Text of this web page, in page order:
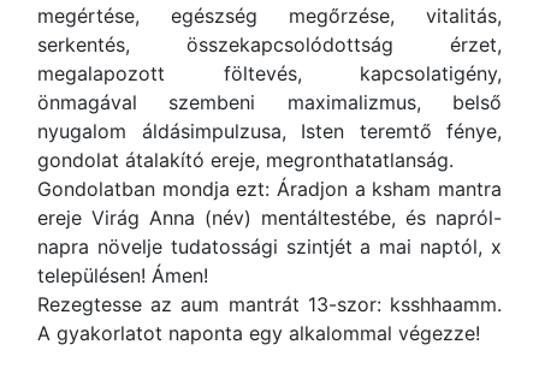
megértése, egészség megőrzése, vitalitás,
serkentés, összekapcsolódottság érzet,
megalapozott föltevés, kapcsolatigény,
önmagával szembeni maximalizmus, belső
nyugalom áldásimpulzusa, Isten teremtő fénye,
gondolat átalakító ereje, megronthatatlanság.
Gondolatban mondja ezt: Áradjon a ksham mantra
ereje Virág Anna (név) mentáltestébe, és napról-
napra növelje tudatossági szintjét a mai naptól, x
településen! Ámen!
Rezegtesse az aum mantrát 13-szor: ksshhaamm.
A gyakorlatot naponta egy alkalommal végezze!